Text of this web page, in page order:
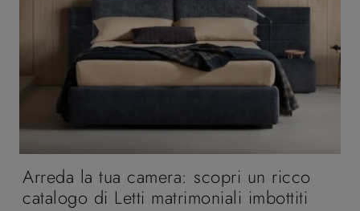
Arreda la tua camera: scopri un ricco
catalogo di Letti matrimoniali imbottiti